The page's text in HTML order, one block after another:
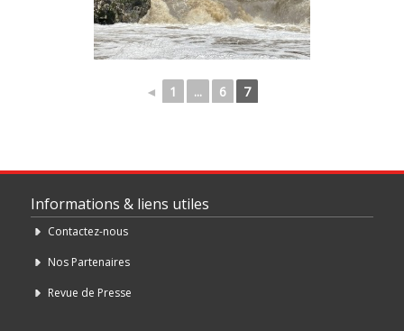
◄ 1 ... 6 7
Informations & liens utiles
Contactez-nous
Nos Partenaires
Revue de Presse